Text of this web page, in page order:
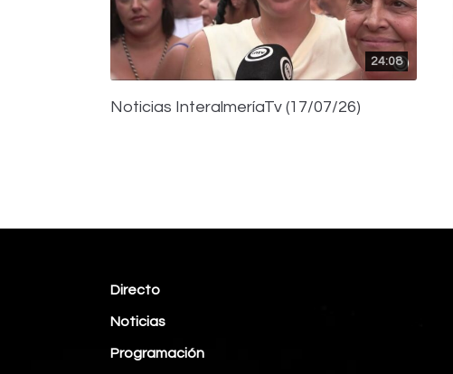
24:08
Noticias InteralmeríaTv (17/07/26)
Directo
Noticias
Programación